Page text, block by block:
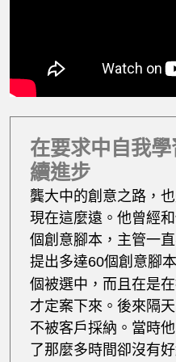
在要求中自我
續進步
龔大中的創意之路，
現在這麼遠。他曾經
個創意腳本，主管一
提出多達60個創意腳
個被選中，而且在是
才定案下來。後來隔
不被客戶採納。當時
了那麼多時間卻沒有